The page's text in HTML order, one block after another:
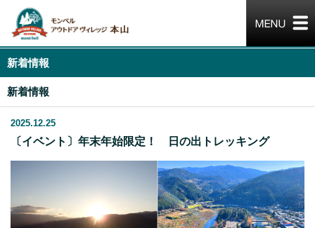
新着情報
新着情報
2025.12.25
〔イベント〕年末年始限定！ 日の出トレッキング